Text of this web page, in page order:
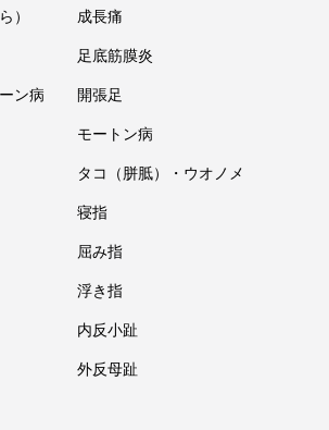
）
ン病
成長痛
足底筋膜炎
開張足
モートン病
タコ（胼胝）・ウオノメ
寝指
屈み指
浮き指
内反小趾
外反母趾